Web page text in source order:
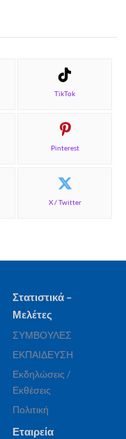
TikTok
Pinterest
X / Twitter
Στατιστικά –
Μελέτες
ΣΥΜΒΟΥΛΕΣ
ΕΚΠΑΙΔΕΥΣΗ
Εκδηλώσεις /
Εκθέσεις
Πολιτική
Εταιρεία